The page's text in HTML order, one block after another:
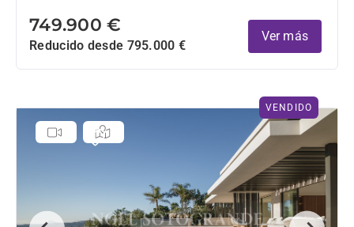
749.900 €
Reducido desde 795.000 €
Ver más
VENDIDO